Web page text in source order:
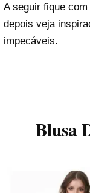
A seguir fique
depois veja
impecáveis.
Blusa